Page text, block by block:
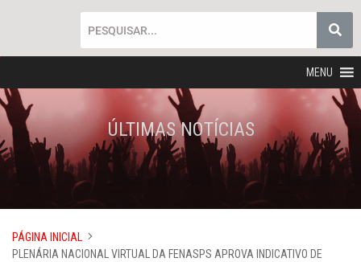
MENU
ÚLTIMAS NOTÍCIAS
PÁGINA INICIAL
PLENÁRIA NACIONAL VIRTUAL DA FENASPS APROVA INDICATIVO DE